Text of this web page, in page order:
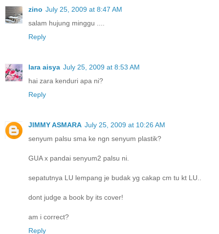
zino July 25, 2009 at 8:47 AM
salam hujung minggu ....
Reply
lara aisya July 25, 2009 at 8:53 AM
hai zara kenduri apa ni?
Reply
JIMMY ASMARA July 25, 2009 at 10:26 AM
senyum palsu sma ke ngn senyum plastik?
GUA x pandai senyum2 palsu ni.
sepatutnya LU lempang je budak yg cakap cm tu kt LU..
dont judge a book by its cover!
am i correct?
Reply